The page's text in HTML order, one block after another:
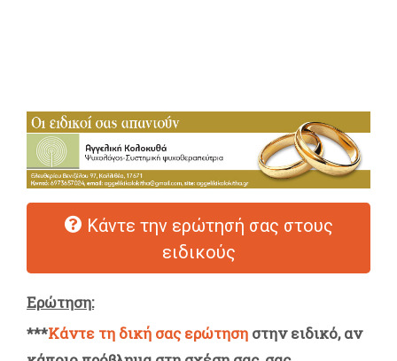
Κάντε την ερώτησή σας στους
ειδικούς
Ερώτηση:
***Κάντε τη δική σας ερώτηση στην ειδικό, αν